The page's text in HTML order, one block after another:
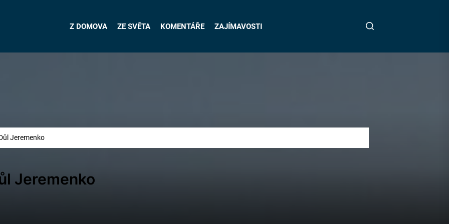
Z DOMOVA ZE SVĚTA KOMENTÁŘE ZAJÍMAVOSTI
Jeremenko
Jeremenko